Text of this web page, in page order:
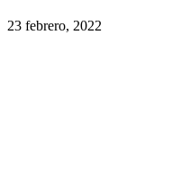
23 febrero, 2022